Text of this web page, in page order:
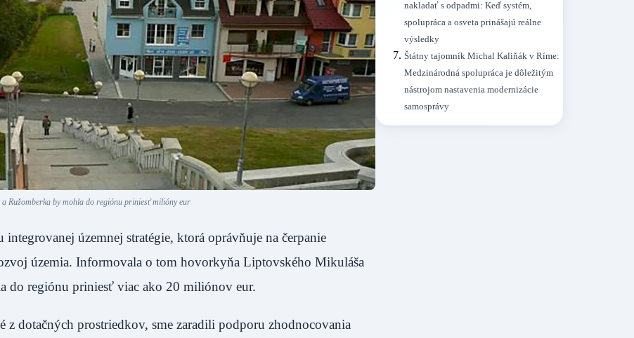
Ružomberka by mohla do regiónu priniesť milióny eur
územnej stratégie, ktorá oprávňuje na čerpanie
územia. Informovala o tom hovorkyňa Liptovského Mikuláša
do regiónu priniesť viac ako 20 miliónov eur.
dotačných prostriedkov, sme zaradili podporu zhodnocovania
nakladať s odpadmi: Keď systém,
spolupráca a osveta prinášajú reálne
výsledky
Štátny tajomník Michal Kaliňák v Ríme:
Medzinárodná spolupráca je dôležitým
nástrojom nastavenia modernizácie
samosprávy